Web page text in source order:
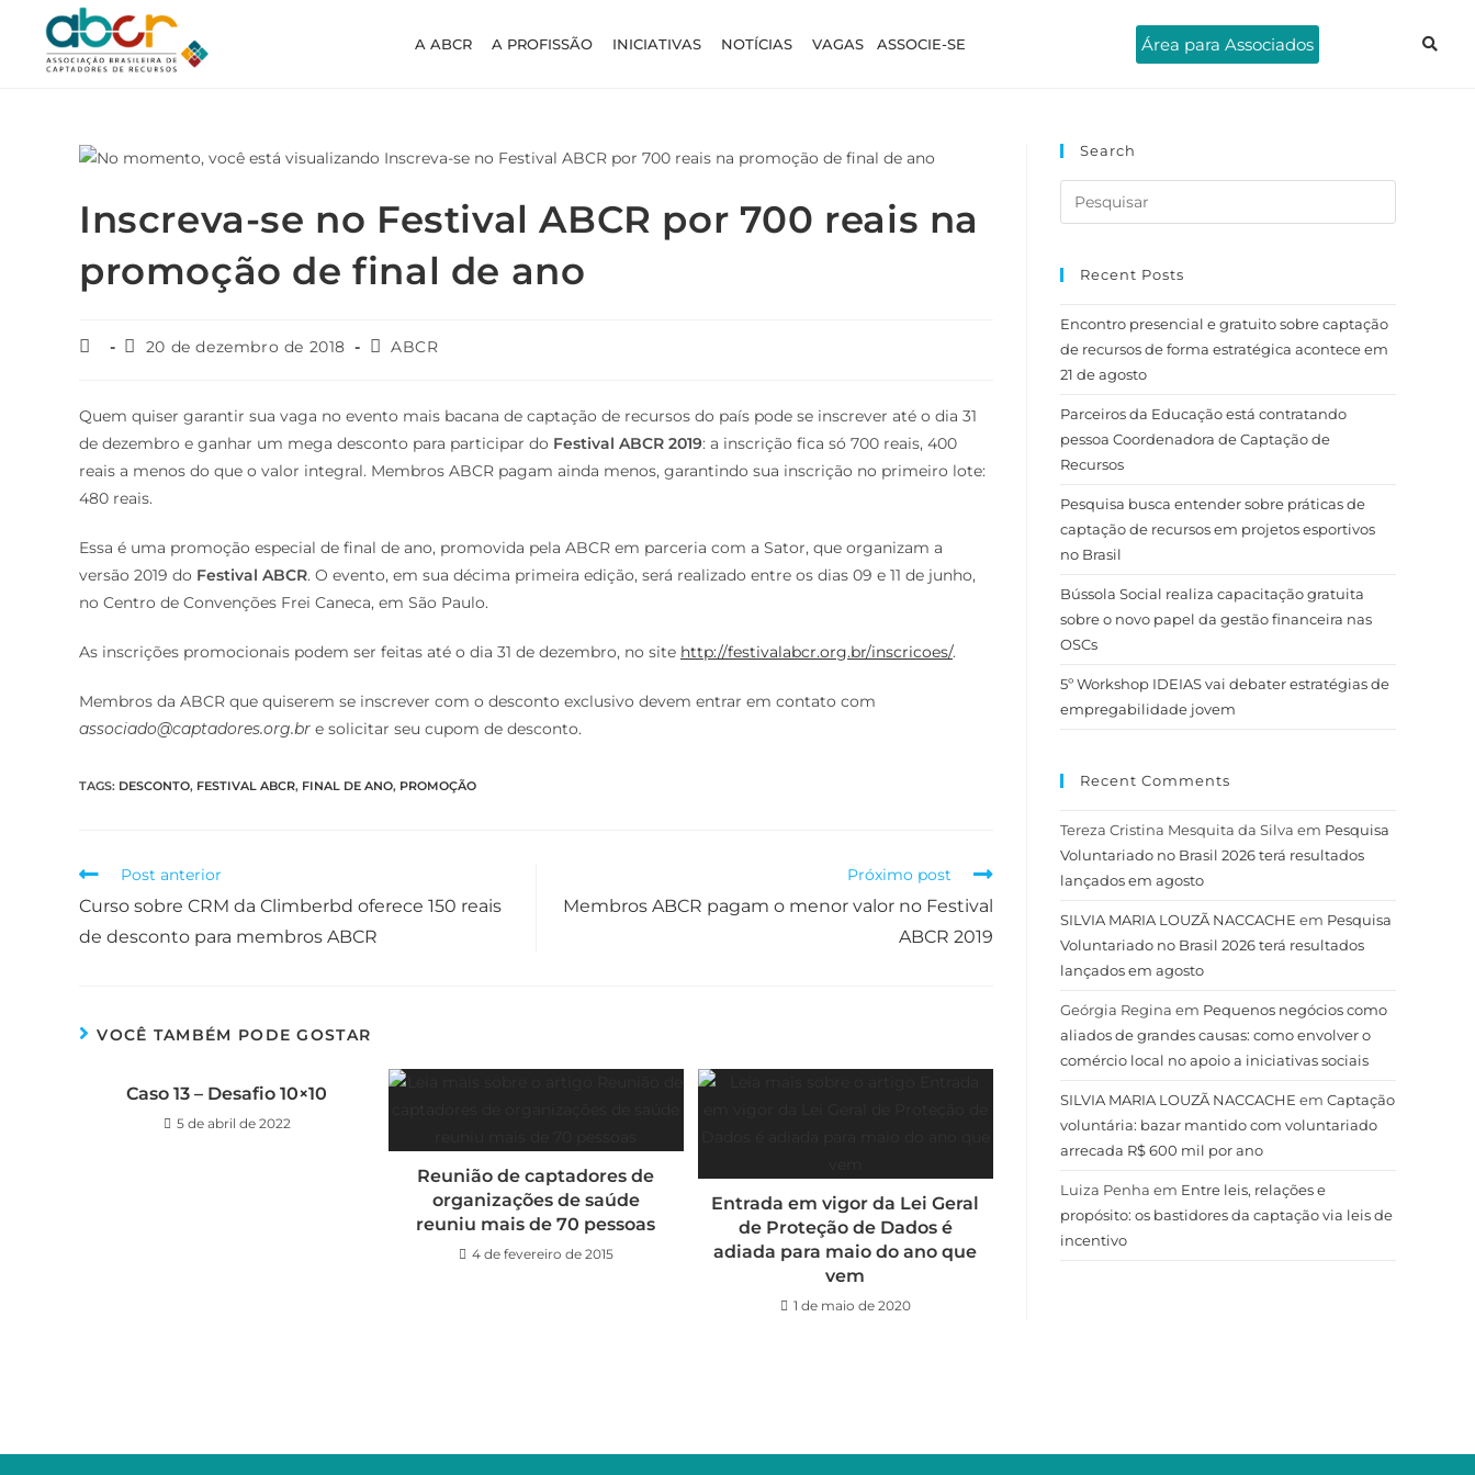
A ABCR A PROFISSÃO INICIATIVAS NOTÍCIAS VAGAS ASSOCIE-SE Área para Associados
Inscreva-se no Festival ABCR por 700 reais na
promoção de final de ano
20 de dezembro de 2018 ABCR
Quem quiser garantir sua vaga no evento mais bacana de captação de recursos do país pode se inscrever até o dia 31
de dezembro e ganhar um mega desconto para participar do Festival ABCR 2019: a inscrição fica só 700 reais, 400
reais a menos do que o valor integral. Membros ABCR pagam ainda menos, garantindo sua inscrição no primeiro lote:
480 reais.
Essa é uma promoção especial de final de ano, promovida pela ABCR em parceria com a Sator, que organizam a
versão 2019 do Festival ABCR. O evento, em sua décima primeira edição, será realizado entre os dias 09 e 11 de junho,
no Centro de Convenções Frei Caneca, em São Paulo.
As inscrições promocionais podem ser feitas até o dia 31 de dezembro, no site http://festivalabcr.org.br/inscricoes/.
Membros da ABCR que quiserem se inscrever com o desconto exclusivo devem entrar em contato com
associado@captadores.org.br e solicitar seu cupom de desconto.
TAGS: DESCONTO, FESTIVAL ABCR, FINAL DE ANO, PROMOÇÃO
Post anterior
Curso sobre CRM da Climberbd oferece 150 reais
de desconto para membros ABCR
Próximo post
Membros ABCR pagam o menor valor no Festival
ABCR 2019
VOCÊ TAMBÉM PODE GOSTAR
Caso 13 – Desafio 10×10
5 de abril de 2022
Reunião de captadores de
organizações de saúde
reuniu mais de 70 pessoas
4 de fevereiro de 2015
Entrada em vigor da Lei Geral
de Proteção de Dados é
adiada para maio do ano que
vem
1 de maio de 2020
Search
Recent Posts
Encontro presencial e gratuito sobre captação
de recursos de forma estratégica acontece em
21 de agosto
Parceiros da Educação está contratando
pessoa Coordenadora de Captação de
Recursos
Pesquisa busca entender sobre práticas de
captação de recursos em projetos esportivos
no Brasil
Bússola Social realiza capacitação gratuita
sobre o novo papel da gestão financeira nas
OSCs
5º Workshop IDEIAS vai debater estratégias de
empregabilidade jovem
Recent Comments
Tereza Cristina Mesquita da Silva em Pesquisa
Voluntariado no Brasil 2026 terá resultados
lançados em agosto
SILVIA MARIA LOUZÃ NACCACHE em Pesquisa
Voluntariado no Brasil 2026 terá resultados
lançados em agosto
Geórgia Regina em Pequenos negócios como
aliados de grandes causas: como envolver o
comércio local no apoio a iniciativas sociais
SILVIA MARIA LOUZÃ NACCACHE em Captação
voluntária: bazar mantido com voluntariado
arrecada R$ 600 mil por ano
Luiza Penha em Entre leis, relações e
propósito: os bastidores da captação via leis de
incentivo